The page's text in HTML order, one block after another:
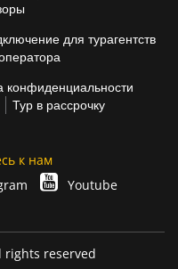
для турагентств
конфиденциальности
Тур в рассрочку
к нам
Youtube
rights reserved